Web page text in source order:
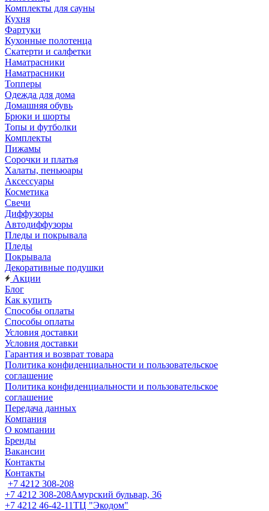
Комплекты для сауны
Кухня
Фартуки
Кухонные полотенца
Скатерти и салфетки
Наматрасники
Наматрасники
Топперы
Одежда для дома
Домашняя обувь
Брюки и шорты
Топы и футболки
Комплекты
Пижамы
Сорочки и платья
Халаты, пеньюары
Аксессуары
Косметика
Свечи
Диффузоры
Автодиффузоры
Пледы и покрывала
Пледы
Покрывала
Декоративные подушки
Акции
Блог
Как купить
Способы оплаты
Способы оплаты
Условия доставки
Условия доставки
Гарантия и возврат товара
Политика конфиденциальности и пользовательское
соглашение
Политика конфиденциальности и пользовательское
соглашение
Передача данных
Компания
О компании
Бренды
Вакансии
Контакты
Контакты
+7 4212 308-208
+7 4212 308-208Амурский бульвар, 36
+7 4212 46-42-11ТЦ "Экодом"